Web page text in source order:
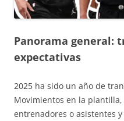
Panorama general:
expectativas
2025 ha sido un año de
Movimientos en la
entrenadores o asistentes